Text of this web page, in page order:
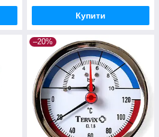
Купити
–20%